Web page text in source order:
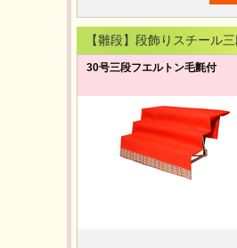
【雛段】段飾りスチール
30号三段フエルトン毛氈付